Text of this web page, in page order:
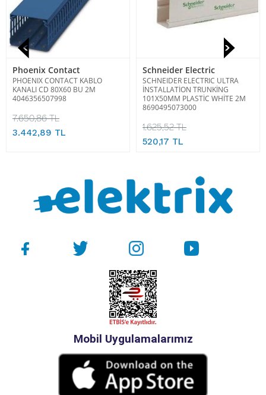
Phoenix Contact
PHOENIX CONTACT KABLO
KANALI CD 80X60 BU 2M
4046356507998
7.650,86 TL
3.442,89 TL
Schneider Electric
SCHNEIDER ELECTRIC ULTRA
İNSTALLATİON TRUNKİNG
101X50MM PLASTİC WHİTE 2M
8690495073000
1.625,52 TL
520,17 TL
Mobil Uygulamalarımız